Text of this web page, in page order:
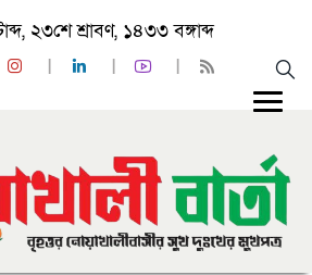
২৩শে শ্রাবণ, ১৪৩৩ বঙ্গাব্দ